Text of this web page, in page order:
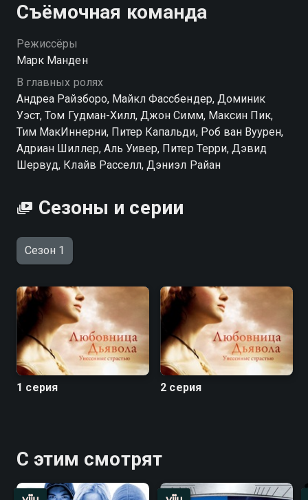
Съёмочная команда
Режиссёры
Марк Манден
В главных ролях
Андреа Райзборо, Майкл Фассбендер, Доминик
Уэст, Том Гудман-Хилл, Джон Симм, Максин Пик,
Тим МакИннерни, Питер Капальди, Роб ван Вуурен,
Адриан Шиллер, Аль Уивер, Питер Терри, Дэвид
Шервуд, Клайв Расселл, Дэниэл Райан
Сезоны и серии
Сезон 1
1 серия 2 серия
С этим смотрят